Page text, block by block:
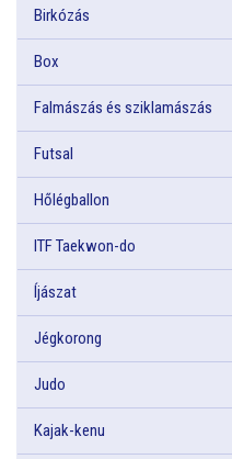
Birkózás
Box
Falmászás és sziklamászás
Futsal
Hőlégballon
ITF Taekwon-do
Íjászat
Jégkorong
Judo
Kajak-kenu